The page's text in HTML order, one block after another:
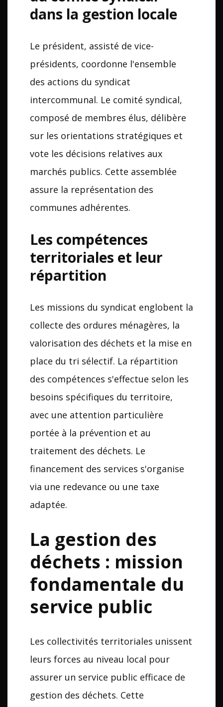
dans la gestion locale
Le président, assisté de vice-
présidents, coordonne l'ensemble
des actions du syndicat
intercommunal. Le comité syndical,
composé de membres élus, délibère
sur les orientations stratégiques et
vote les décisions relatives aux
marchés publics. Cette assemblée
assure la représentation des
communes adhérentes.
Les compétences
territoriales et leur
répartition
Les missions du syndicat englobent la
collecte des ordures ménagères, la
valorisation des déchets et la mise en
place du tri sélectif. La répartition
des compétences s'effectue selon les
besoins spécifiques du territoire,
avec une attention particulière
portée à la prévention et au
traitement des déchets. Le
financement des services s'organise
via une redevance ou une taxe
adaptée.
La gestion des
déchets : mission
fondamentale du
service public
Les collectivités territoriales unissent
leurs forces au niveau local pour
assurer un service public efficace de
gestion des déchets. Cette